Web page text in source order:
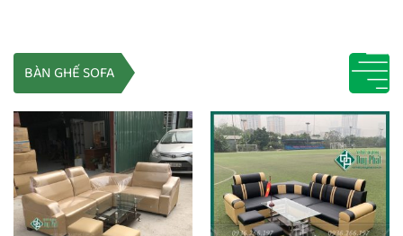
BÀN GHẾ SOFA